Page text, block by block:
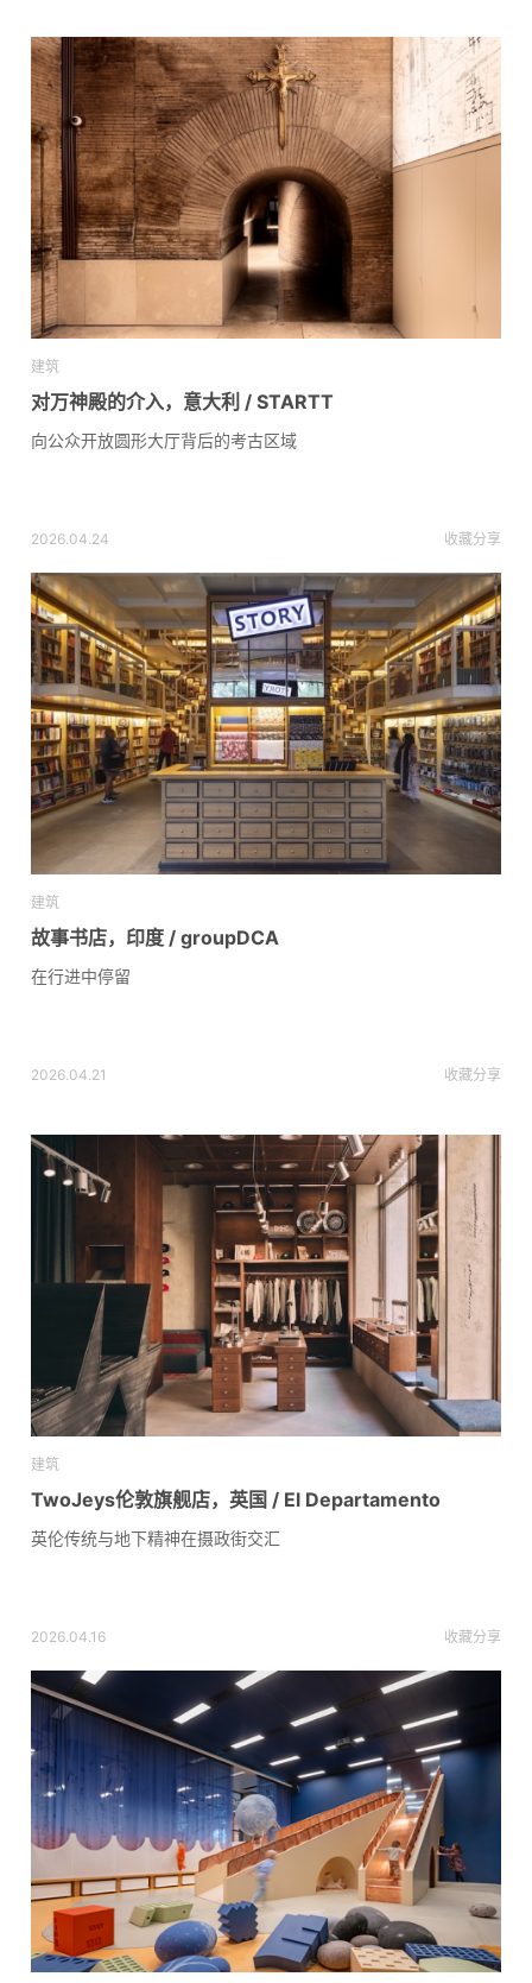
建筑
对万神殿的介入，意大利 / STARTT
向公众开放圆形大厅背后的考古区域
2026.04.24 收藏分享
建筑
故事书店，印度 / groupDCA
在行进中停留
2026.04.21 收藏分享
建筑
TwoJeys伦敦旗舰店，英国 / El Departamento
英伦传统与地下精神在摄政街交汇
2026.04.16 收藏分享